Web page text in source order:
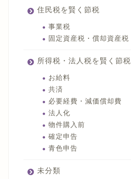
住民税を賢く節税
事業税
固定資産税・償却資産税
所得税・法人税を賢く節税
お給料
共済
必要経費・減価償却費
法人化
物件購入前
確定申告
青色申告
未分類